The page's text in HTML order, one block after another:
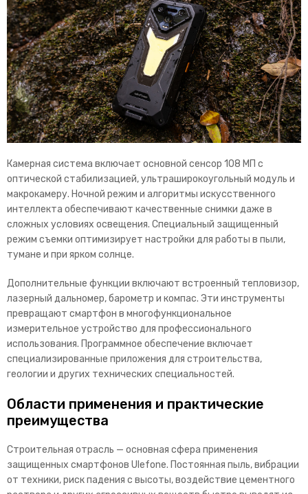
Камерная система включает основной сенсор 108 МП с
оптической стабилизацией, ультраширокоугольный модуль и
макрокамеру. Ночной режим и алгоритмы искусственного
интеллекта обеспечивают качественные снимки даже в
сложных условиях освещения. Специальный защищенный
режим съемки оптимизирует настройки для работы в пыли,
тумане и при ярком солнце.
Дополнительные функции включают встроенный тепловизор,
лазерный дальномер, барометр и компас. Эти инструменты
превращают смартфон в многофункциональное
измерительное устройство для профессионального
использования. Программное обеспечение включает
специализированные приложения для строительства,
геологии и других технических специальностей.
Области применения и практические
преимущества
Строительная отрасль — основная сфера применения
защищенных смартфонов Ulefone. Постоянная пыль, вибрации
от техники, риск падения с высоты, воздействие цементного